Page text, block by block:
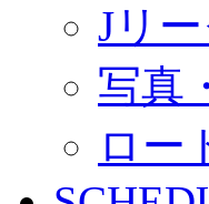
Jリ
写真
ロー